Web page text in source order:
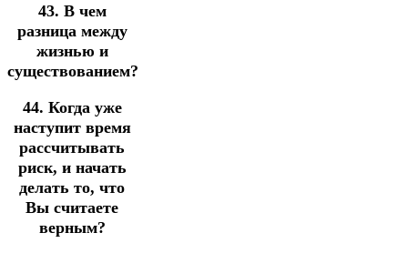
43. В чем
разница между
жизнью и
существованием?
44. Когда уже
наступит время
рассчитывать
риск, и начать
делать то, что
Вы считаете
верным?